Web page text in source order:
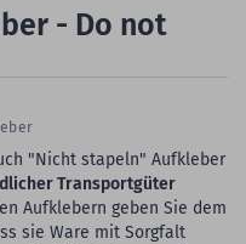
- Do not
"Nicht stapeln" Aufkleber
Transportgüter
Aufklebern geben Sie dem
sie Ware mit Sorgfalt